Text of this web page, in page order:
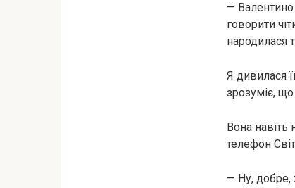
— Валентино
говорити
народилася
Я дивилася
зрозуміє,
Вона навіть
телефон
— Ну, добре,